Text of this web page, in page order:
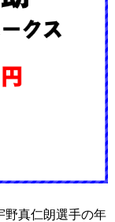
野真仁朗選手の年